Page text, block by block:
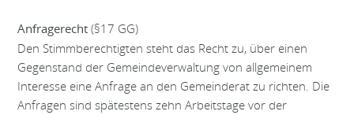
Anfragerecht (§17 GG)
Den Stimmberechtigten steht das Recht zu, über einen
Gegenstand der Gemeindeverwaltung von allgemeinem
Interesse eine Anfrage an den Gemeinderat zu richten. Die
Anfragen sind spätestens zehn Arbeitstage vor der